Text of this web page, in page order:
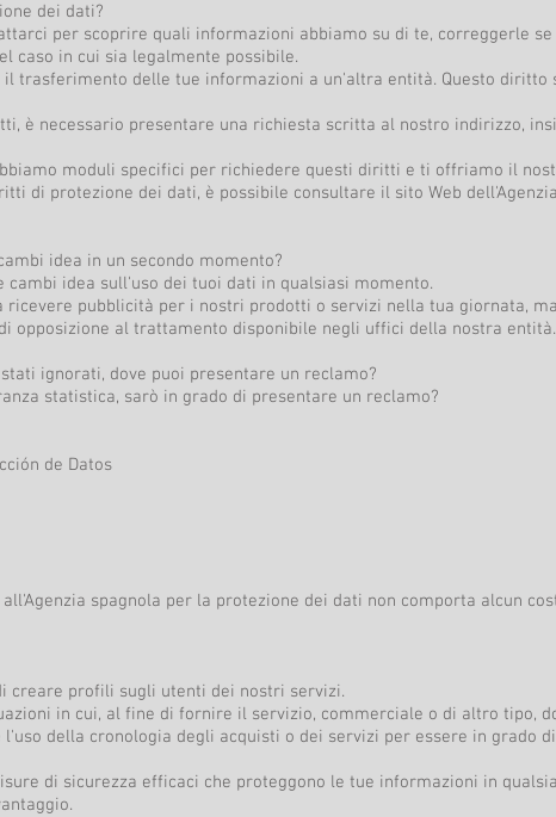
dei dati?
per scoprire quali informazioni abbiamo su di te, correggerle
caso in cui sia legalmente possibile.
trasferimento delle tue informazioni a un'altra entità. Questo diritto
è necessario presentare una richiesta scritta al nostro indirizzo,
moduli specifici per richiedere questi diritti e ti offriamo il
di protezione dei dati, è possibile consultare il sito Web
idea in un secondo momento?
cambi idea sull'uso dei tuoi dati in qualsiasi momento.
ricevere pubblicità per i nostri prodotti o servizi nella tua giornata,
opposizione al trattamento disponibile negli uffici della nostra entità.
ignorati, dove puoi presentare un reclamo?
statistica, sarò in grado di presentare un reclamo?
de Datos
spagnola per la protezione dei dati non comporta alcun
creare profili sugli utenti dei nostri servizi.
in cui, al fine di fornire il servizio, commerciale o di altro tipo,
l'uso della cronologia degli acquisti o dei servizi per essere in
di sicurezza efficaci che proteggono le tue informazioni in